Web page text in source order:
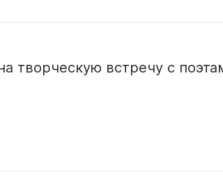
творческую встречу с